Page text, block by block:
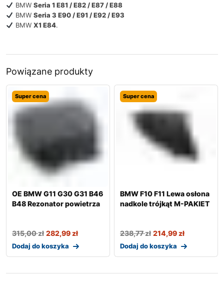
BMW Seria 1 E81 / E82 / E87 / E88
BMW Seria 3 E90 / E91 / E92 / E93
BMW X1 E84.
Powiązane produkty
Super cena
OE BMW G11 G30 G31 B46
B48 Rezonator powietrza
315,00zł 282,99zł
Dodaj do koszyka
Super cena
BMW F10 F11 Lewa osłona
nadkole trójkąt M-PAKIET
238,77zł 214,99zł
Dodaj do koszyka